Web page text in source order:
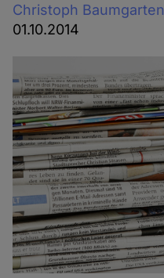
Christoph Baumgarten
01.10.2014